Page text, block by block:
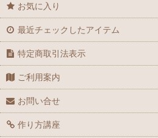
お気に入り
最近チェックしたアイテム
特定商取引法表示
ご利用案内
お問い合せ
作り方講座